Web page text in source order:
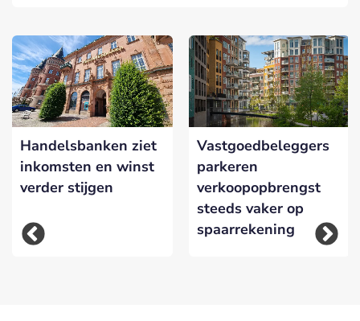
Handelsbanken ziet
inkomsten en winst
verder stijgen
Vastgoedbeleggers
parkeren
verkoopopbrengst
steeds vaker op
spaarrekening